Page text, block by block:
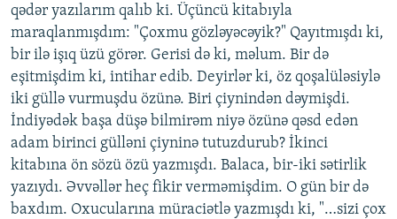
qədər yazılarım qalıb ki. Üçüncü kitabıyla
maraqlanmışdım: "Çoxmu gözləyəcəyik?" Qayıtmışdı ki,
bir ilə işıq üzü görər. Gerisi də ki, məlum. Bir də
eşitmişdim ki, intihar edib. Deyirlər ki, öz qoşalüləsiylə
iki güllə vurmuşdu özünə. Biri çiynindən dəymişdi.
İndiyədək başa düşə bilmirəm niyə özünə qəsd edən
adam birinci gülləni çiyninə tutuzdurub? İkinci
kitabına ön sözü özü yazmışdı. Balaca, bir-iki sətirlik
yazıydı. Əvvəllər heç fikir verməmişdim. O gün bir də
baxdım. Oxucularına müraciətlə yazmışdı ki, "…sizi çox